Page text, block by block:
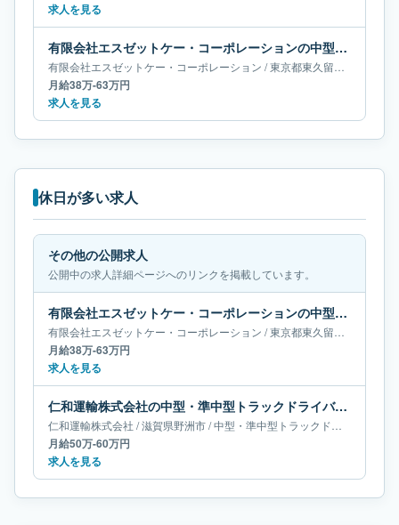
求人を見る
有限会社エスゼットケー・コーポレーションの中型・準中型トラックドライバー求人｜東京都東久留米市｜月給38万-63万円
有限会社エスゼットケー・コーポレーション /東京都東久留米市
月給38万-63万円
求人を見る
休日が多い求人
その他の公開求人
公開中の求人詳細ページへのリンクを掲載しています。
有限会社エスゼットケー・コーポレーションの中型・準中型トラックドライバー求人｜東京都東久留米市｜月給38万-63万円
有限会社エスゼットケー・コーポレーション /東京都東久留米市
月給38万-63万円
求人を見る
仁和運輸株式会社の中型・準中型トラックドライバー求人｜滋賀県野洲市｜月給50万-60万円
仁和運輸株式会社 /滋賀県野洲市/中型・準中型トラックドライバー
月給50万-60万円
求人を見る